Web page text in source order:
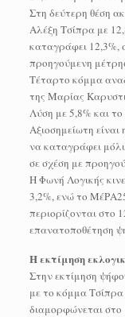
Στη δεύτερη θέση
Αλέξη Τσίπρα με
καταγράφει 12,3%,
προηγούμενη
Τέταρτο κόμμα
της Μαρίας
Λύση με 5,8% και
Αξιοσημείωτη
να καταγράφει
σε σχέση με
Η Φωνή Λογικής
3,2%, ενώ το
περιορίζονται στο
επανατοποθέτηση
Η εκτίμηση
Στην εκτίμηση
με το κόμμα
διαμορφώνεται στο